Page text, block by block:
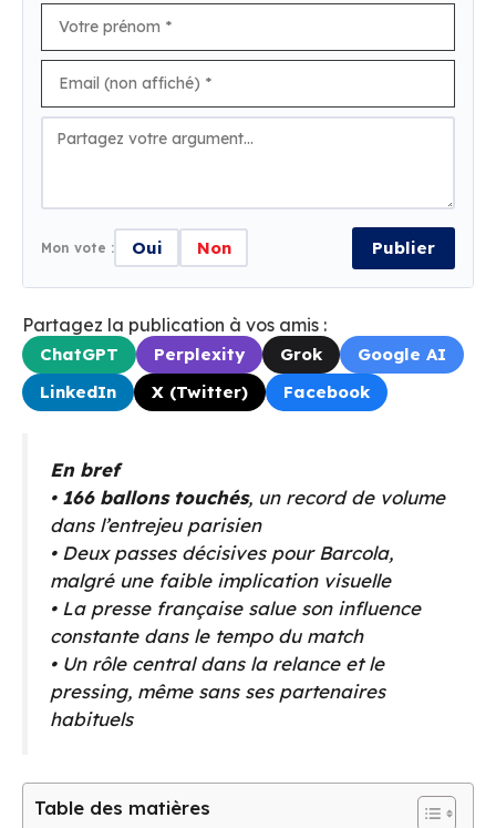
Mon vote : Oui Non Publier
Partagez la publication à vos amis :
ChatGPT Perplexity Grok
Google AI
LinkedIn
X (Twitter) Facebook
En bref
• 166 ballons touchés, un record de volume
dans l’entrejeu parisien
• Deux passes décisives pour Barcola,
malgré une faible implication visuelle
• La presse française salue son influence
constante dans le tempo du match
• Un rôle central dans la relance et le
pressing, même sans ses partenaires
habituels
Table des matières